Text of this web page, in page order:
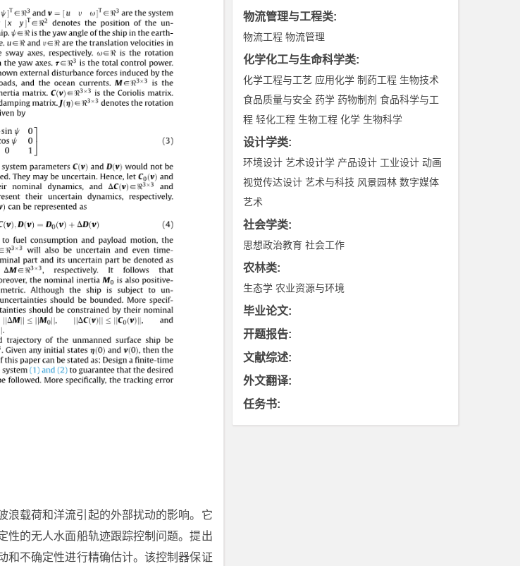
浪载荷和洋流引起的外部扰动的影响。它
性的无人水面船轨迹跟踪控制问题。提出
和不确定性进行精确估计。该控制器保证
物流管理与工程类:
物流工程 物流管理
化学化工与生命科学类:
化学工程与工艺 应用化学 制药工程 生物技术
食品质量与安全 药学 药物制剂 食品科学与工
程 轻化工程 生物工程 化学 生物科学
设计学类:
环境设计 艺术设计学 产品设计 工业设计 动画
视觉传达设计 艺术与科技 风景园林 数字媒体
艺术
社会学类:
思想政治教育 社会工作
农林类:
生态学 农业资源与环境
毕业论文:
开题报告:
文献综述:
外文翻译:
任务书: